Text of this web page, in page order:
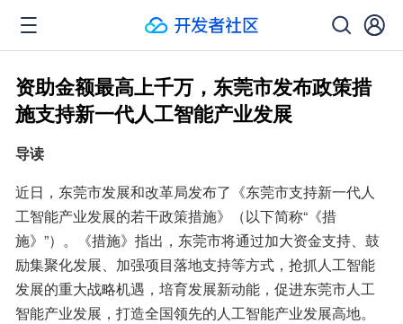
资助金额最高上千万，东莞市发布政策措
施支持新一代人工智能产业发展
导读
近日，东莞市发展和改革局发布了《东莞市支持新一代人
工智能产业发展的若干政策措施》（以下简称“《措
施》”）。《措施》指出，东莞市将通过加大资金支持、鼓
励集聚化发展、加强项目落地支持等方式，抢抓人工智能
发展的重大战略机遇，培育发展新动能，促进东莞市人工
智能产业发展，打造全国领先的人工智能产业发展高地。